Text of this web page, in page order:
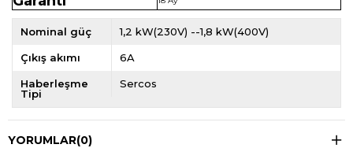
Nominal güç 1,2 kW(230V) --1,8 kW(400V)
Çıkış akımı 6A
Haberleşme
Tipi
Sercos
YORUMLAR(0)